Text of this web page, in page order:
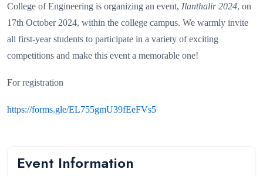
College of Engineering is organizing an event, Ilanthalir 2024, on
17th October 2024, within the college campus. We warmly invite
all first-year students to participate in a variety of exciting
competitions and make this event a memorable one!
For registration
https://forms.gle/EL755gmU39fEeFVs5
Event Information